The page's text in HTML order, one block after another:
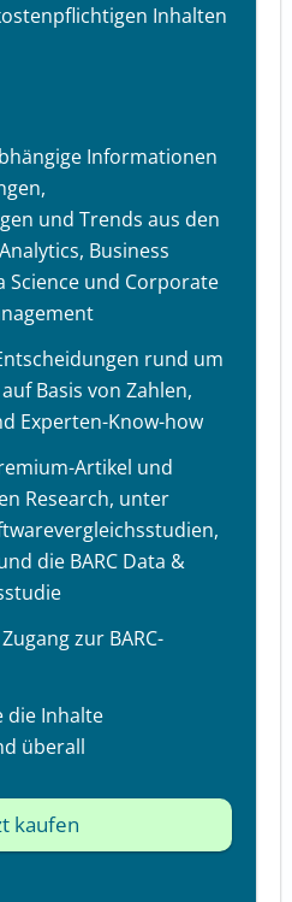
Inhalten
Informationen
und Trends aus den
Business
Science und Corporate
rund um
Basis von Zahlen,
Experten-Know-how
Artikel und
Research, unter
die BARC Data &
zur BARC-
die Inhalte
überall
kaufen